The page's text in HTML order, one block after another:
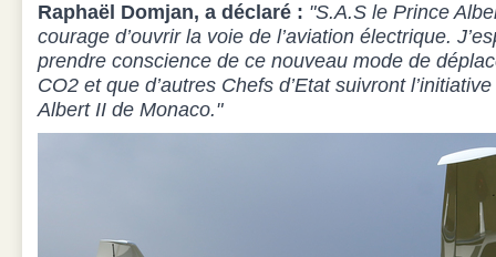
Raphaël Domjan, a déclaré : "S.A.S le Prince
courage d’ouvrir la voie de l’aviation électrique.
prendre conscience de ce nouveau mode de
CO2 et que d’autres Chefs d’Etat suivront
Albert II de Monaco."